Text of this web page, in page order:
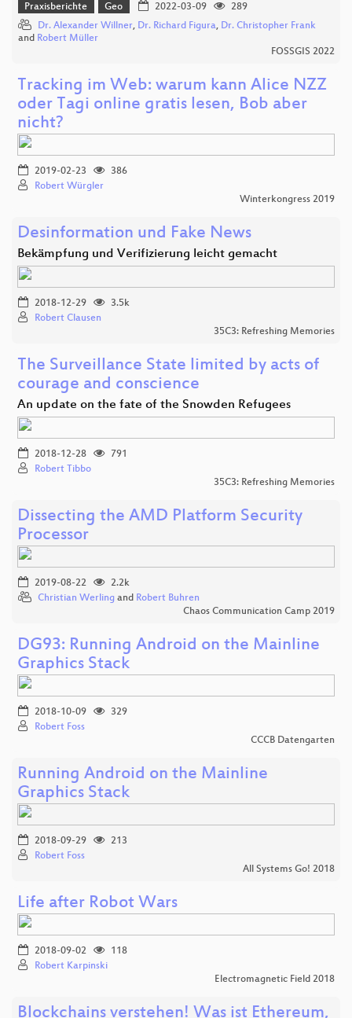
Praxisberichte Geo 2022-03-09
289
Dr. Alexander Willner, Dr. Richard Figura, Dr. Christopher Frank
and Robert Müller
FOSSGIS 2022
Tracking im Web: warum kann Alice NZZ
oder Tagi online gratis lesen, Bob aber
nicht?
2019-02-23
386
Robert Würgler
Winterkongress 2019
Desinformation und Fake News
Bekämpfung und Verifizierung leicht gemacht
2018-12-29
3.5k
Robert Clausen
35C3: Refreshing Memories
The Surveillance State limited by acts of
courage and conscience
An update on the fate of the Snowden Refugees
2018-12-28
791
Robert Tibbo
35C3: Refreshing Memories
Dissecting the AMD Platform Security
Processor
2019-08-22
2.2k
Christian Werling and Robert Buhren
Chaos Communication Camp 2019
DG93: Running Android on the Mainline
Graphics Stack
2018-10-09
329
Robert Foss
CCCB Datengarten
Running Android on the Mainline
Graphics Stack
2018-09-29
213
Robert Foss
All Systems Go! 2018
Life after Robot Wars
2018-09-02
118
Robert Karpinski
Electromagnetic Field 2018
Blockchains verstehen! Was ist Ethereum,